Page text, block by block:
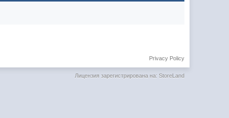
Privacy Policy
Лицензия зарегистрирована на: StoreLand